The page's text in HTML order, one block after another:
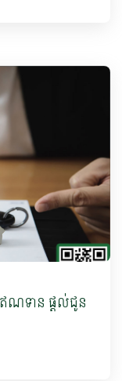
ឥណទាន ផ្តល់ជូន